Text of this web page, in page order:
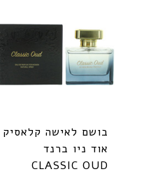
בושם לאישה קלאסיק
אוד ניו ברנד
CLASSIC OUD